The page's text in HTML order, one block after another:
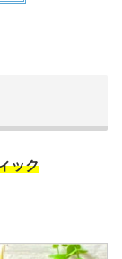
ック